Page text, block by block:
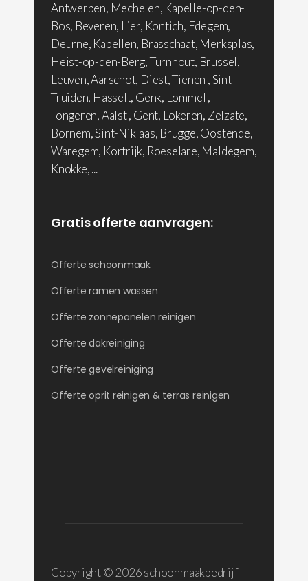
Antwerpen, Mechelen, Kapelle-op-den-
Bos, Beveren, Lier, Kontich, Edegem,
Deurne, Kapellen, Brasschaat, Merksplas,
Heist-op-den-Berg, Turnhout, Brussel,
Leuven, Aarschot, Diest, Tienen , Sint-
Truiden, Hasselt, Genk, Lommel ,
Tongeren, Aalst , Gent, Lokeren, Zelzate,
Bornem, Sint-Niklaas, Brugge, Oostende,
Waregem, Kortrijk, Roeselare, Maldegem,
Knokke, ...
Gratis offerte aanvragen:
Offerte schoonmaak
Offerte ramen wassen
Offerte zonnepanelen reinigen
Offerte dakreiniging
Offerte gevelreiniging
Offerte oprit reinigen & terras reinigen
Copyright © 2026 schoonmaakbedrijf